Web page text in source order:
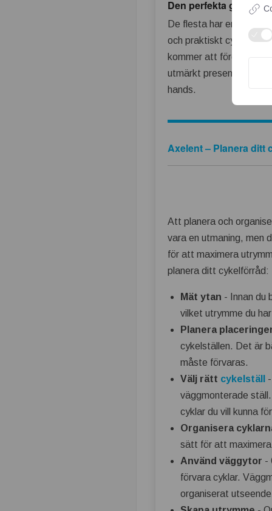
Den perfekta gåvan
De flesta har en eller
och praktiskt cykelställ i
kommer att förgylla
utmärkt present. Passa
hands.
Axelent – Planera ditt
Att planera och
vara en utmaning, men
för att maximera
planera ditt cykelförråd:
Mät ytan - Innan du
vilket utrymme du
Planera
cykelställen. Det är
måste förvaras.
Välj rätt cykelställ
väggmonterade
cyklar du vill kunna
Organisera
sätt för att
Använd väggytor -
förvara cyklar.
organiserat